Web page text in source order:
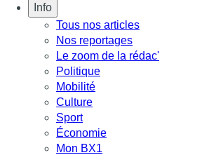
Info
Tous nos articles
Nos reportages
Le zoom de la rédac'
Politique
Mobilité
Culture
Sport
Économie
Mon BX1